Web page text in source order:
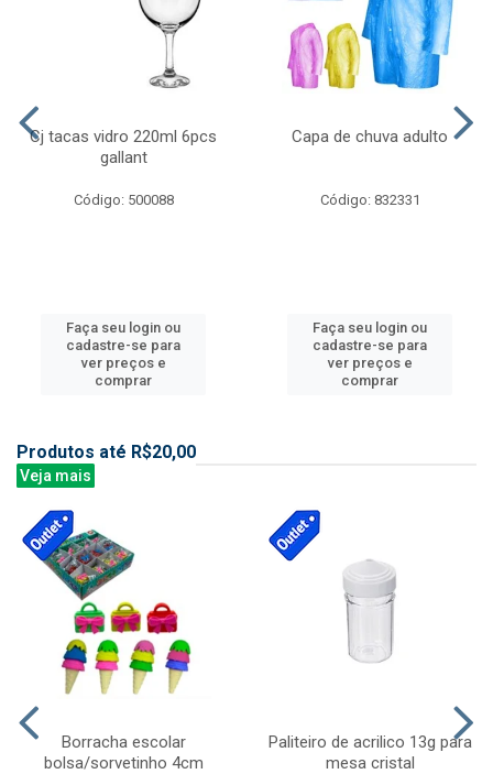
Cj tacas vidro 220ml 6pcs
gallant
Código: 500088
Faça seu login ou
cadastre-se para
ver preços e
comprar
Capa de chuva adulto
Código: 832331
Faça seu login ou
cadastre-se para
ver preços e
comprar
Produtos até R$20,00
Veja mais
Borracha escolar
bolsa/sorvetinho 4cm
Paliteiro de acrilico 13g para
mesa cristal